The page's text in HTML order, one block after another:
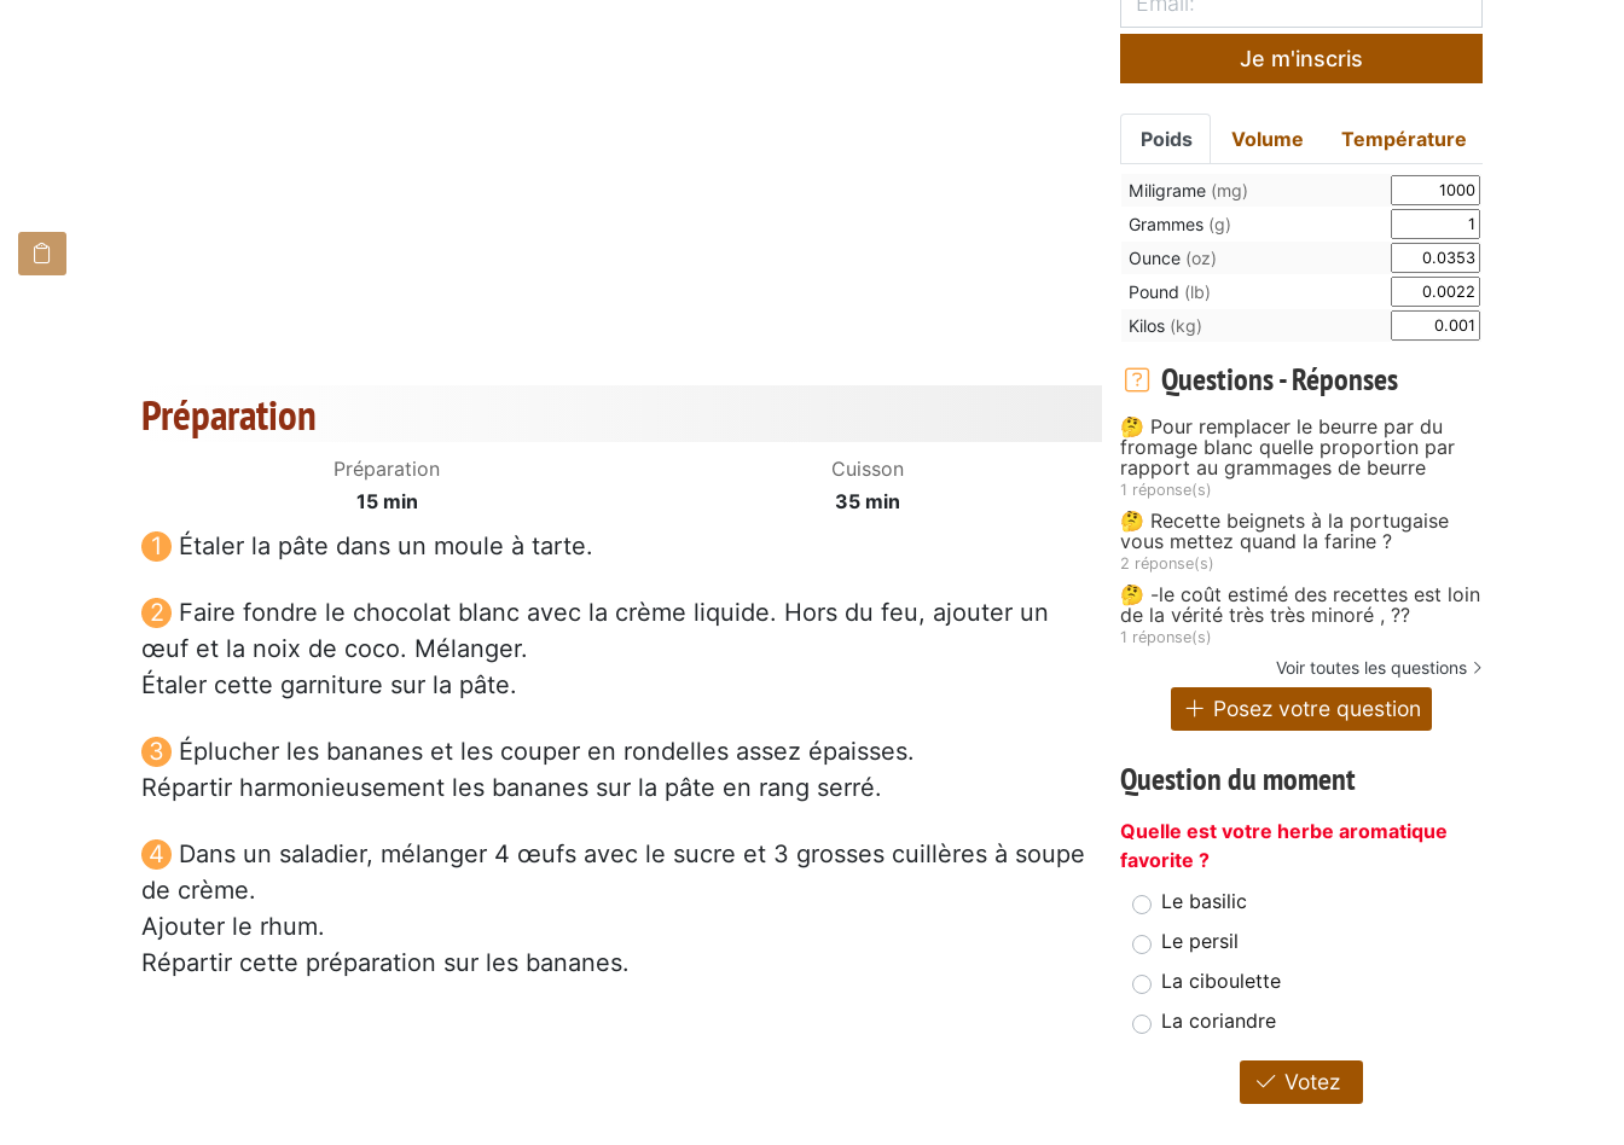
Préparation
Préparation
15 min
Cuisson
35 min
Étaler la pâte dans un moule à tarte.
Faire fondre le chocolat blanc avec la crème liquide. Hors du feu, ajouter un
œuf et la noix de coco. Mélanger.
Étaler cette garniture sur la pâte.
Éplucher les bananes et les couper en rondelles assez épaisses.
Répartir harmonieusement les bananes sur la pâte en rang serré.
Dans un saladier, mélanger 4 œufs avec le sucre et 3 grosses cuillères à soupe
de crème.
Ajouter le rhum.
Répartir cette préparation sur les bananes.
Je m'inscris
Poids Volume Température
Miligrame (mg)
Grammes (g)
Ounce (oz)
Pound (lb)
Kilos (kg)
Questions - Réponses
🤔 Pour remplacer le beurre par du
fromage blanc quelle proportion par
rapport au grammages de beurre
1 réponse(s)
🤔 Recette beignets à la portugaise
vous mettez quand la farine ?
2 réponse(s)
🤔 -le coût estimé des recettes est loin
de la vérité très très minoré , ??
1 réponse(s)
Voir toutes les questions
Posez votre question
Question du moment
Quelle est votre herbe aromatique
favorite ?
Le basilic
Le persil
La ciboulette
La coriandre
Votez